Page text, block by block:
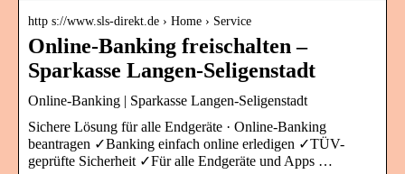
http s://www.sls-direkt.de › Home › Service
Online-Banking freischalten –
Sparkasse Langen-Seligenstadt
Online-Banking | Sparkasse Langen-Seligenstadt
Sichere Lösung für alle Endgeräte · Online-Banking
beantragen ✓Banking einfach online erledigen ✓TÜV-
geprüfte Sicherheit ✓Für alle Endgeräte und Apps …